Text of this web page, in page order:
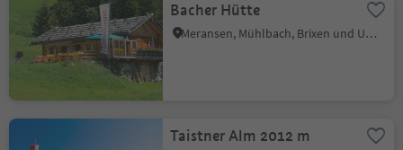
Bacher Hütte
Meransen, Mühlbach, Brixen und Umgebung
Taistner Alm 2012 m